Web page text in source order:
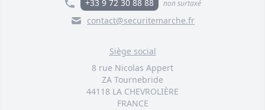
+33 9 72 30 88 88
non surtaxé
contact@securitemarche.fr
Siège social
8 rue Nicolas Appert
ZA Tournebride
44118 LA CHEVROLIÈRE
FRANCE